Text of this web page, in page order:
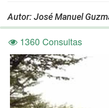
Autor: José Manuel
1360 Consultas